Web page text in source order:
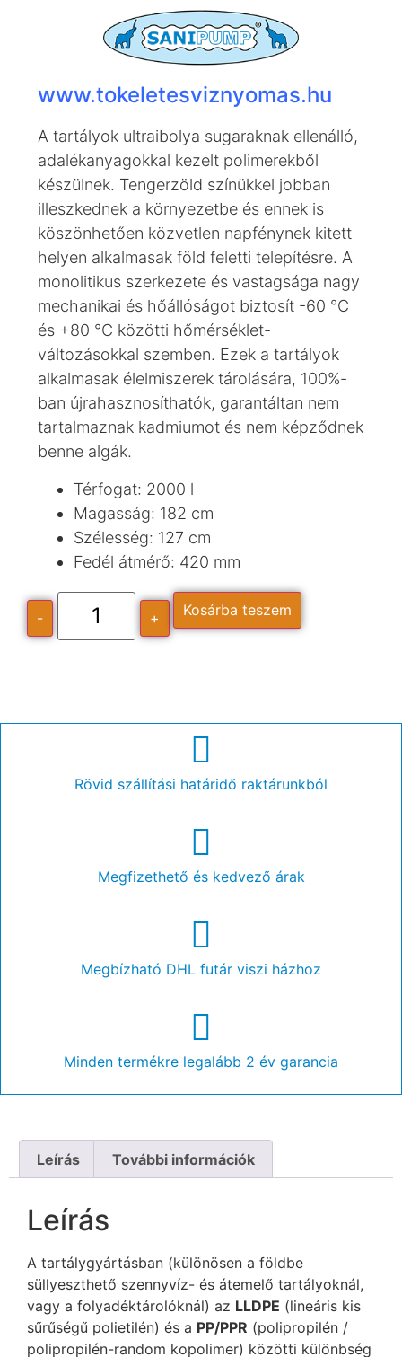
www.tokeletesviznyomas.hu
A tartályok ultraibolya sugaraknak ellenálló,
adalékanyagokkal kezelt polimerekből
készülnek. Tengerzöld színükkel jobban
illeszkednek a környezetbe és ennek is
köszönhetően közvetlen napfénynek kitett
helyen alkalmasak föld feletti telepítésre. A
monolitikus szerkezete és vastagsága nagy
mechanikai és hőállóságot biztosít -60 °C
és +80 °C közötti hőmérséklet-
változásokkal szemben. Ezek a tartályok
alkalmasak élelmiszerek tárolására, 100%-
ban újrahasznosíthatók, garantáltan nem
tartalmaznak kadmiumot és nem képződnek
benne algák.
Térfogat: 2000 l
Magasság: 182 cm
Szélesség: 127 cm
Fedél átmérő: 420 mm
- + Kosárba teszem
Rövid szállítási határidő raktárunkból
Megfizethető és kedvező árak
Megbízható DHL futár viszi házhoz
Minden termékre legalább 2 év garancia
Leírás További információk
Leírás
A tartálygyártásban (különösen a földbe
süllyeszthető szennyvíz- és átemelő tartályoknál,
vagy a folyadéktárolóknál) az LLDPE (lineáris kis
sűrűségű polietilén) és a PP/PPR (polipropilén /
polipropilén-random kopolimer) közötti különbség